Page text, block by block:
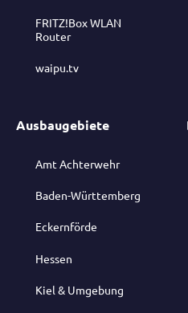
FRITZ!Box WLAN
Router
waipu.tv
Ausbaugebiete
Amt Achterwehr
Baden-Württemberg
Eckernförde
Hessen
Kiel & Umgebung